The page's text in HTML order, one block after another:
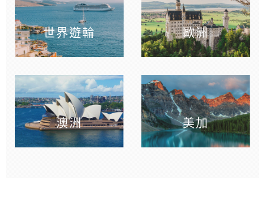
世界遊輪 歐洲
澳洲 美加